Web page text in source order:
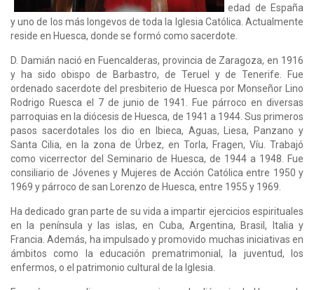
edad de Es­pa­ña
y uno de los más lon­ge­vos de toda la Igle­sia Ca­tó­li­ca. Actualmente
re­si­de en Hues­ca, don­de se for­mó como sa­cer­do­te.
D. Damián nació en Fuencalderas, provincia de Zaragoza, en 1916
y ha sido obispo de Barbastro, de Teruel y de Tenerife. Fue
ordenado sacerdote del presbiterio de Huesca por Monseñor Lino
Rodrigo Ruesca el 7 de junio de 1941. Fue párroco en diversas
parroquias en la diócesis de Huesca, de 1941 a 1944. Sus primeros
pasos sacerdotales los dio en Ibieca, Aguas, Liesa, Panzano y
Santa Cilia, en la zona de Úrbez, en Torla, Fragen, Víu. Trabajó
como vicerrector del Seminario de Huesca, de 1944 a 1948. Fue
consiliario de Jóvenes y Mujeres de Acción Católica entre 1950 y
1969 y párroco de san Lorenzo de Huesca, entre 1955 y 1969.
Ha dedicado gran parte de su vida a impartir ejercicios espirituales
en la península y las islas, en Cuba, Argentina, Brasil, Italia y
Francia. Además, ha impulsado y promovido muchas iniciativas en
ámbitos como la educación prematrimonial, la juventud, los
enfermos, o el patrimonio cultural de la Iglesia.